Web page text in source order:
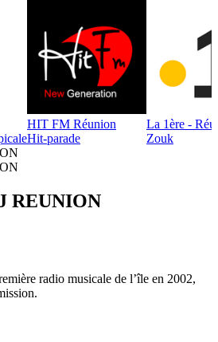
HIT FM Réunion
Hit-parade
La 1ère -
Zouk
REUNION
radio musicale de l’île en 2002,